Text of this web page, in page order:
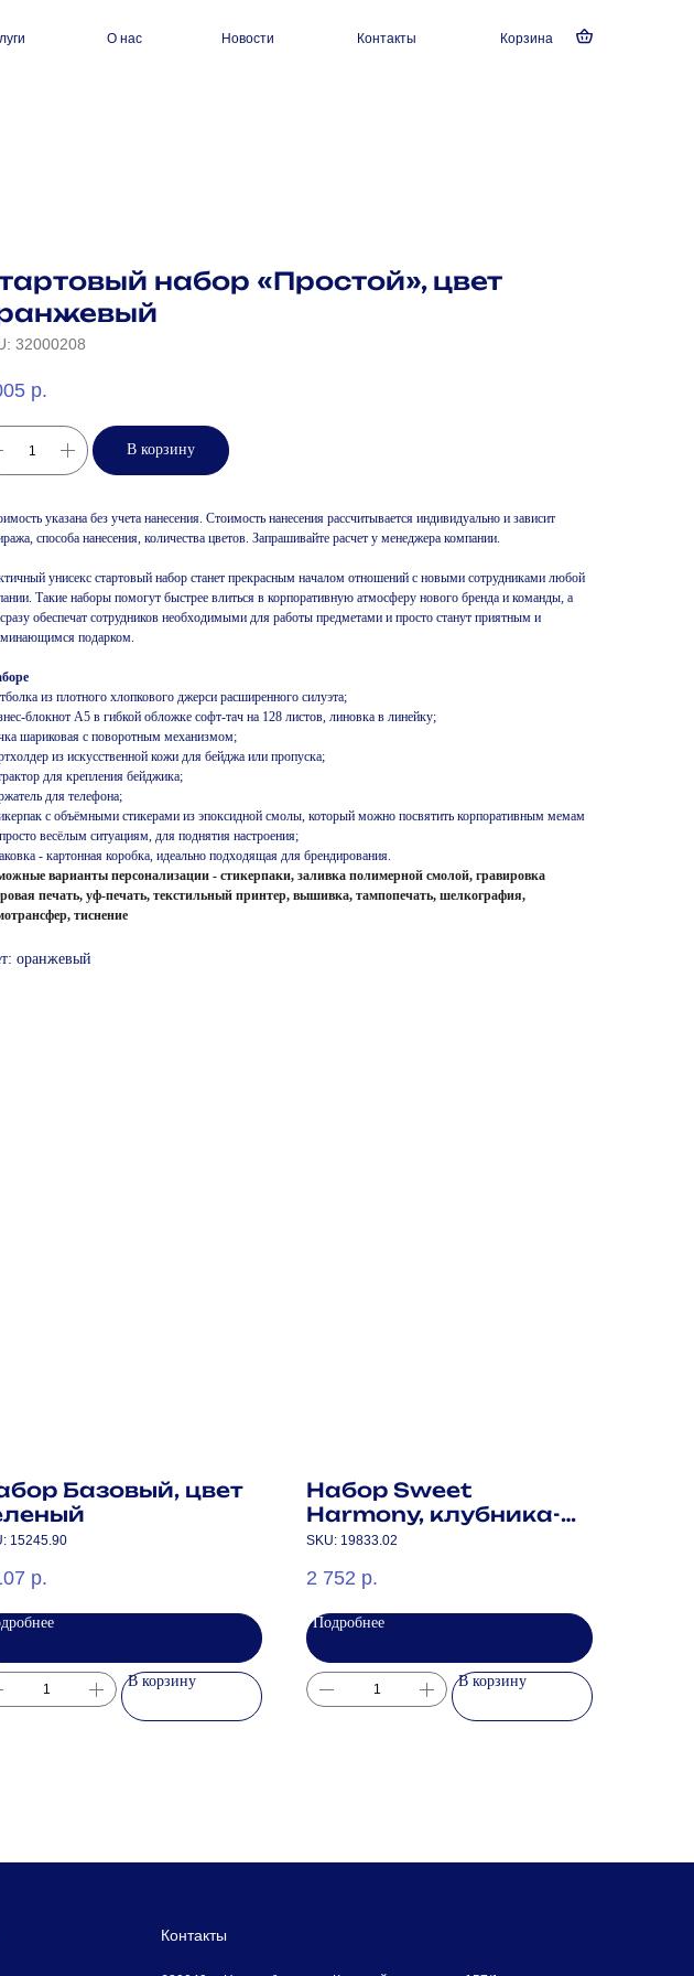
О нас Новости Контакты Корзина
набор «Простой», цвет
32000208
р.
В корзину
указана без учета нанесения. Стоимость нанесения рассчитывается индивидуально и зависит
способа нанесения, количества цветов. Запрашивайте расчет у менеджера компании.
унисекс стартовый набор станет прекрасным началом отношений с новыми сотрудниками любой
Такие наборы помогут быстрее влиться в корпоративную атмосферу нового бренда и команды, а
обеспечат сотрудников необходимыми для работы предметами и просто станут приятным и
подарком.
из плотного хлопкового джерси расширенного силуэта;
блокнот А5 в гибкой обложке софт-тач на 128 листов, линовка в линейку;
шариковая с поворотным механизмом;
из искусственной кожи для бейджа или пропуска;
для крепления бейджика;
для телефона;
с объёмными стикерами из эпоксидной смолы, который можно посвятить корпоративным мемам
весёлым ситуациям, для поднятия настроения;
- картонная коробка, идеально подходящая для брендирования.
варианты персонализации - стикерпаки, заливка полимерной смолой, гравировка
печать, уф-печать, текстильный принтер, вышивка, тампопечать, шелкография,
тиснение
оранжевый
Базовый, цвет
15245.90
р.
В корзину
Набор Sweet
Harmony, клубника-
мята
SKU: 19833.02
2 752 р.
Подробнее
В корзину
Контакты